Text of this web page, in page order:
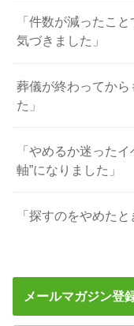
「件数が減ったこ
気づきました」
葬儀が終わってか
た」
「やめるか迷った
軸”になりました」
「探すのをやめた
メールマガジン登